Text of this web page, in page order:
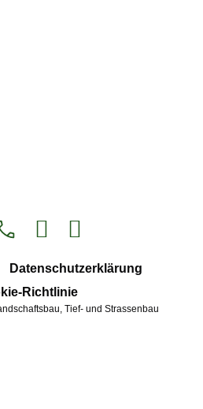
Datenschutzerklärung
Richtlinie
Tief- und Strassenbau